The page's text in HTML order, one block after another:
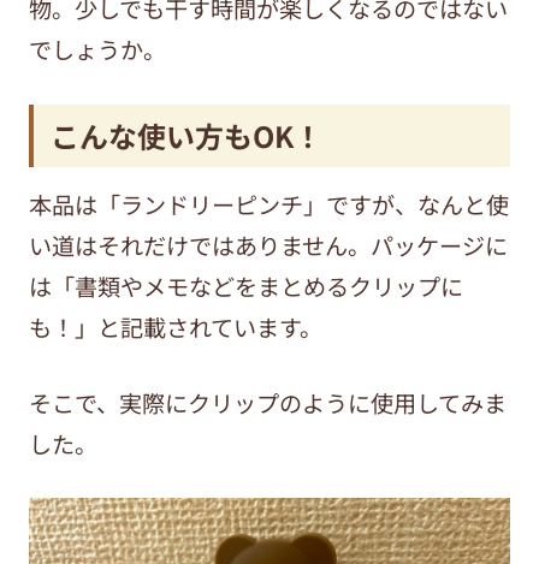
物。少しでも干す時間が楽しくなるのではない
でしょうか。
こんな使い方もOK！
本品は「ランドリーピンチ」ですが、なんと使
い道はそれだけではありません。 パッケージに
は「書類やメモなどをまとめるクリップに
も！」と記載されています。
そこで、実際にクリップのように使用してみま
した。